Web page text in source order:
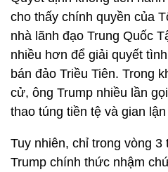
cho thấy chính quyền của
nhà lãnh đạo Trung Quốc
nhiều hơn để giải quyết
bán đảo Triều Tiên. Trong
cử, ông Trump nhiều lần
thao túng tiền tệ và gian
Tuy nhiên, chỉ trong vòng 3
Trump chính thức nhậm